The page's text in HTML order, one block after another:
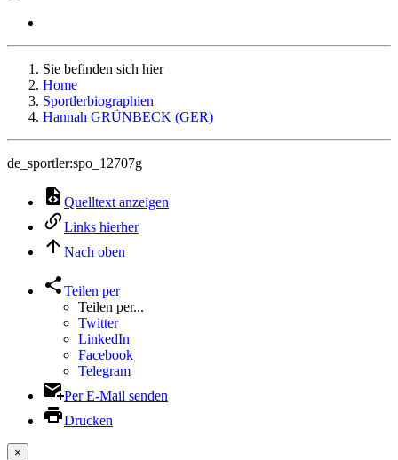
Sie befinden sich hier
Home
Sportlerbiographien
Hannah GRÜNBECK (GER)
de_sportler:spo_12707g
Quelltext anzeigen
Links hierher
Nach oben
Teilen per
Teilen per...
Twitter
LinkedIn
Facebook
Telegram
Per E-Mail senden
Drucken
×